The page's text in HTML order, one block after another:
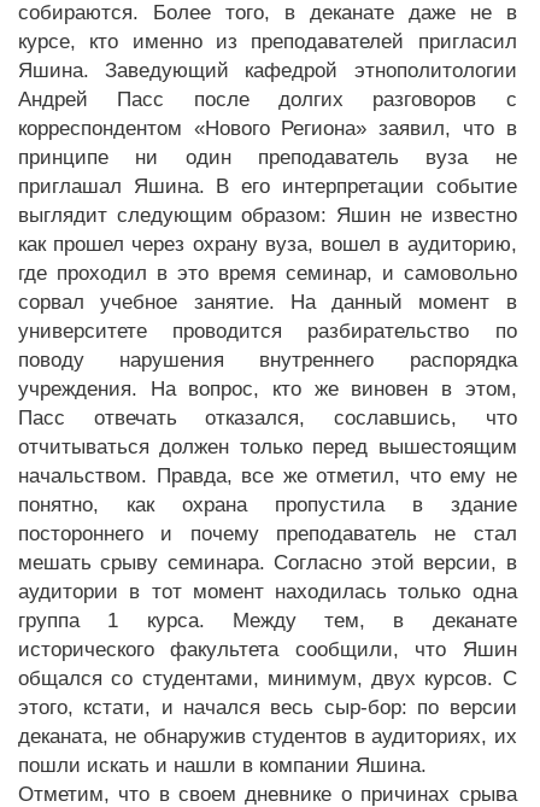
собираются. Более того, в деканате даже не в
курсе, кто именно из преподавателей пригласил
Яшина. Заведующий кафедрой этнополитологии
Андрей Пасс после долгих разговоров с
корреспондентом «Нового Региона» заявил, что в
принципе ни один преподаватель вуза не
приглашал Яшина. В его интерпретации событие
выглядит следующим образом: Яшин не известно
как прошел через охрану вуза, вошел в аудиторию,
где проходил в это время семинар, и самовольно
сорвал учебное занятие. На данный момент в
университете проводится разбирательство по
поводу нарушения внутреннего распорядка
учреждения. На вопрос, кто же виновен в этом,
Пасс отвечать отказался, сославшись, что
отчитываться должен только перед вышестоящим
начальством. Правда, все же отметил, что ему не
понятно, как охрана пропустила в здание
постороннего и почему преподаватель не стал
мешать срыву семинара. Согласно этой версии, в
аудитории в тот момент находилась только одна
группа 1 курса. Между тем, в деканате
исторического факультета сообщили, что Яшин
общался со студентами, минимум, двух курсов. С
этого, кстати, и начался весь сыр-бор: по версии
деканата, не обнаружив студентов в аудиториях, их
пошли искать и нашли в компании Яшина.
Отметим, что в своем дневнике о причинах срыва